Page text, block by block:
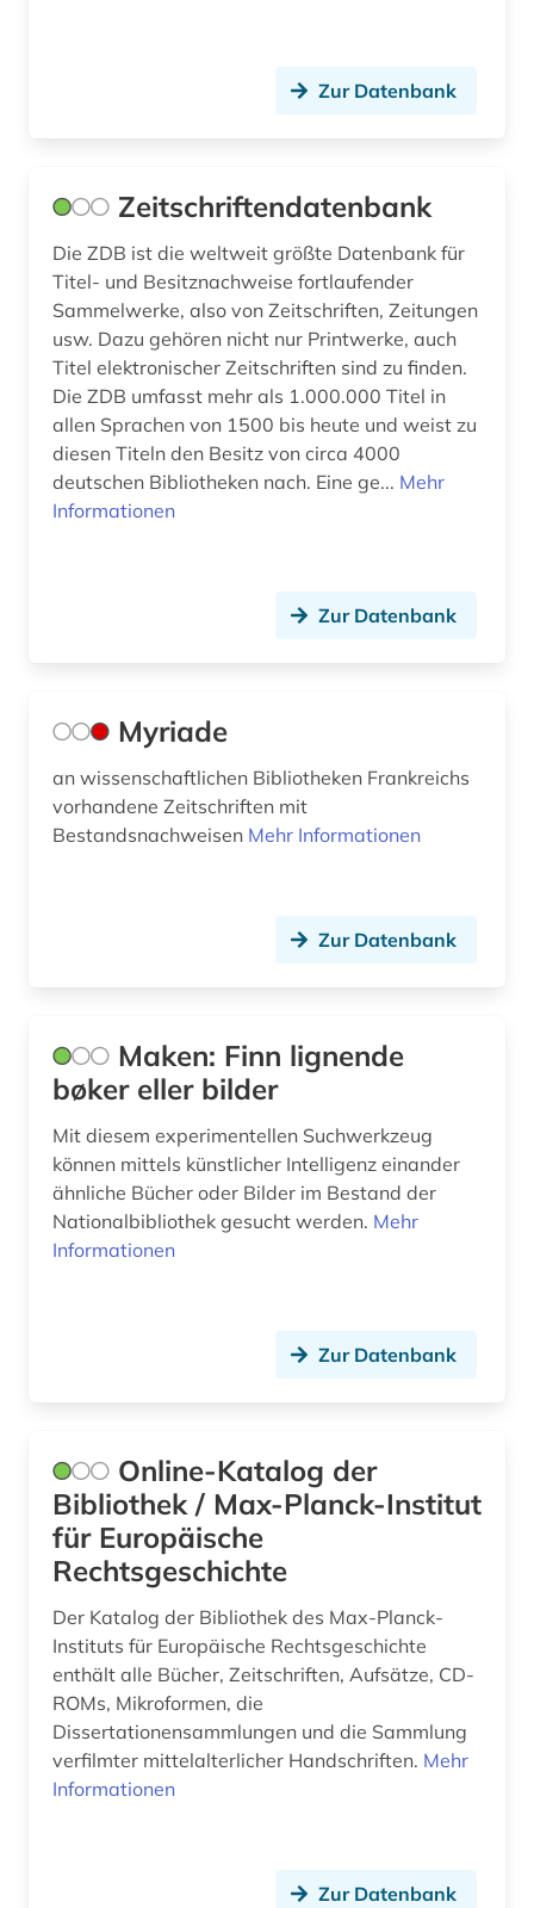
Zur Datenbank
Zeitschriftendatenbank
Die ZDB ist die weltweit größte Datenbank für
Titel- und Besitznachweise fortlaufender
Sammelwerke, also von Zeitschriften, Zeitungen
usw. Dazu gehören nicht nur Printwerke, auch
Titel elektronischer Zeitschriften sind zu finden.
Die ZDB umfasst mehr als 1.000.000 Titel in
allen Sprachen von 1500 bis heute und weist zu
diesen Titeln den Besitz von circa 4000
deutschen Bibliotheken nach. Eine ge... Mehr
Informationen
Zur Datenbank
Myriade
an wissenschaftlichen Bibliotheken Frankreichs
vorhandene Zeitschriften mit
Bestandsnachweisen Mehr Informationen
Zur Datenbank
Maken: Finn lignende
bøker eller bilder
Mit diesem experimentellen Suchwerkzeug
können mittels künstlicher Intelligenz einander
ähnliche Bücher oder Bilder im Bestand der
Nationalbibliothek gesucht werden. Mehr
Informationen
Zur Datenbank
Online-Katalog der
Bibliothek / Max-Planck-Institut
für Europäische
Rechtsgeschichte
Der Katalog der Bibliothek des Max-Planck-
Instituts für Europäische Rechtsgeschichte
enthält alle Bücher, Zeitschriften, Aufsätze, CD-
ROMs, Mikroformen, die
Dissertationensammlungen und die Sammlung
verfilmter mittelalterlicher Handschriften. Mehr
Informationen
Zur Datenbank